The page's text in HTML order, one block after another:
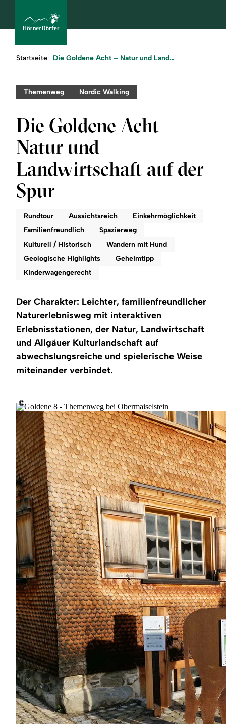
Urlaub
buchen
Sommer
Winter
Region
Service
Sie
Startseite Die Goldene Acht – Natur und Landwirtschaft auf der Spur
Themenweg Nordic Walking
Die Goldene Acht –
Natur und
Landwirtschaft auf der
Spur
Rundtour Aussichtsreich
Einkehrmöglichkeit
Familienfreundlich
Spazierweg
Kulturell / Historisch
Wandern mit Hund
Geologische Highlights
Geheimtipp
Kinderwagengerecht
Der Charakter: Leichter, familienfreundlicher
Naturerlebnisweg mit interaktiven
Erlebnisstationen, der Natur, Landwirtschaft
und Allgäuer Kulturlandschaft auf
abwechslungsreiche und spielerische Weise
miteinander verbindet.
©